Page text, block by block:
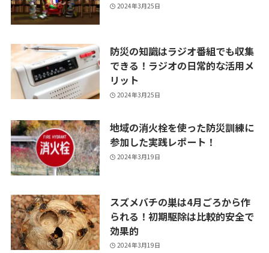
2024年3月25日
防災の知識はラジオ番組でも収集
できる！ラジオの日常的な活用メ
リット
2024年3月25日
地域の消火栓を使った防災訓練に
参加した実践レポート！
2024年3月19日
スズメバチの巣は4月ごろから作
られる！初期駆除は比較的安全で
効果的
2024年3月19日